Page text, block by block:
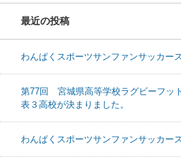
最近の投稿
わんぱくスポーツサンファンサッカー
第77回 宮城県高等学校ラグビーフッ
表３高校が決まりました。
わんぱくスポーツサンファンサッカー